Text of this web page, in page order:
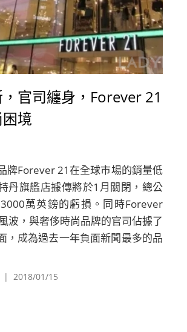
官司纏身，Forever 21
境
牌Forever 21在全球市場的銷量低
丹旗艦店據傳將於1月關閉，總公
萬英鎊的虧損。同時Forever
波，與奢侈時尚品牌的官司佔據了
，成為過去一年負面新聞最多的品
| 2018/01/15